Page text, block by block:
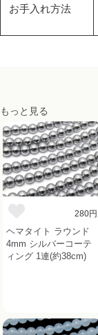
お手入れ方法
もっと見る
280円
ヘマタイト ラウンド
4mm シルバーコーテ
ィング 1連(約38cm)